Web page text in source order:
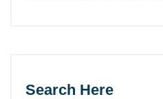
Search Here